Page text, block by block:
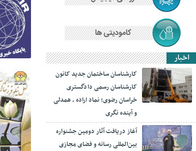
اخبار
کارشناسان ساختمان جدید کانون
کارشناسان رسمی دادگستری
خراسان رضوی؛ نماد اراده ، همدلی
و آینده نگری
آغاز دریافت آثار دومین جشنواره
بین‌المللی رسانه و فضای مجازی